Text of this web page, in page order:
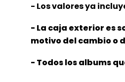
- Los valores ya
- La caja exterior es
motivo del cambio o
- Todos los albums